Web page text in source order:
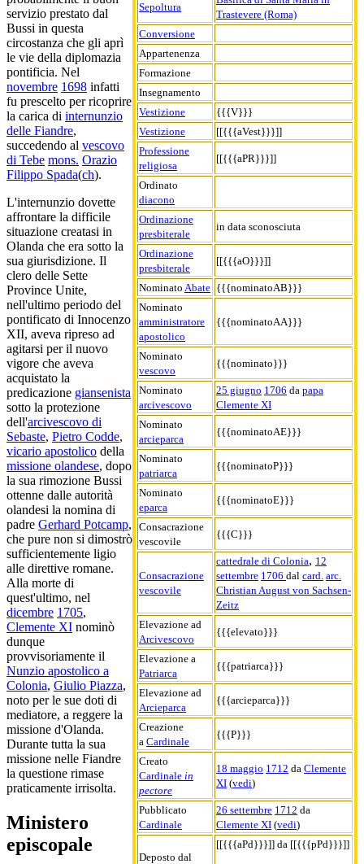
Sepoltura
Trastevere (Roma)
Conversione
Appartenenza
Formazione
Insegnamento
Vestizione
{{{V}}}
Vestizione
[[{{{aVest}}}]]
Professione
religiosa
[[{{{aPR}}}]]
Ordinato
diacono
Ordinazione
presbiterale
in data sconosciuta
Ordinazione
presbiterale
[[{{{aO}}}]]
Nominato Abate {{{nominatoAB}}}
Nominato
amministratore
apostolico
{{{nominatoAA}}}
Nominato
vescovo
{{{nominato}}}
Nominato
arcivescovo
25 giugno 1706 da papa
Clemente XI
Nominato
arcieparca
{{{nominatoAE}}}
Nominato
patriarca
{{{nominatoP}}}
Nominato
eparca
{{{nominatoE}}}
Consacrazione
vescovile
{{{C}}}
Consacrazione
vescovile
cattedrale di Colonia, 12
settembre 1706 dal card. arc.
Christian August von Sachsen-
Zeitz
Elevazione ad
Arcivescovo
{{{elevato}}}
Elevazione a
Patriarca
{{{patriarca}}}
Elevazione ad
Arcieparca
{{{arcieparca}}}
Creazione
a Cardinale
{{{P}}}
Creato
Cardinale in
pectore
18 maggio 1712 da Clemente
XI (vedi)
Pubblicato
Cardinale
26 settembre 1712 da
Clemente XI (vedi)
Deposto dal
[[{{{aPd}}}]] da [[{{{pPd}}}]]
servizio prestato dal
Bussi in questa
circostanza che gli aprì
le vie della diplomazia
pontificia. Nel
novembre 1698 infatti
fu prescelto per ricoprire
la carica di internunzio
delle Fiandre,
succedendo al vescovo
di Tebe mons. Orazio
Filippo Spada(ch).
L'internunzio dovette
affrontare la difficile
situazione creatasi in
Olanda che era sotto la
sua giurisdizione. Il
clero delle Sette
Province Unite,
nell'ultimo periodo del
pontificato di Innocenzo
XII, aveva ripreso ad
agitarsi per il nuovo
vigore che aveva
acquistato la
predicazione giansenista
sotto la protezione
dell'arcivescovo di
Sebaste, Pietro Codde,
vicario apostolico della
missione olandese, dopo
la sua rimozione Bussi
ottenne dalle autorità
olandesi la nomina di
padre Gerhard Potcamp,
che pure non si dimostrò
sufficientemente ligio
alle direttive romane.
Alla morte di
quest'ultimo, nel
dicembre 1705,
Clemente XI nominò
dunque
provvisoriamente il
Nunzio apostolico a
Colonia, Giulio Piazza,
noto per le sue doti di
mediatore, a reggere la
missione d'Olanda.
Durante tutta la sua
missione nelle Fiandre
la questione rimase
praticamente irrisolta.
Ministero
episcopale